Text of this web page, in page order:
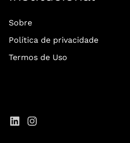
Sobre
Política de privacidade
Termos de Uso